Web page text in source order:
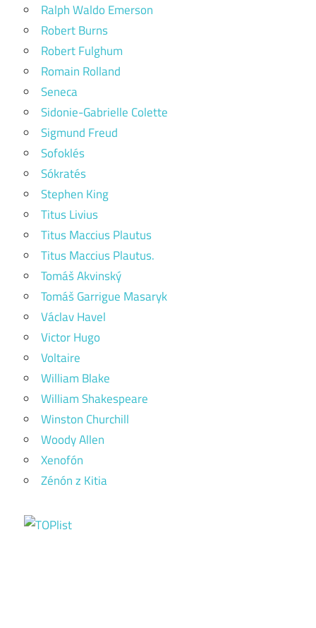
Ralph Waldo Emerson
Robert Burns
Robert Fulghum
Romain Rolland
Seneca
Sidonie-Gabrielle Colette
Sigmund Freud
Sofoklés
Sókratés
Stephen King
Titus Livius
Titus Maccius Plautus
Titus Maccius Plautus.
Tomáš Akvinský
Tomáš Garrigue Masaryk
Václav Havel
Victor Hugo
Voltaire
William Blake
William Shakespeare
Winston Churchill
Woody Allen
Xenofón
Zénón z Kitia